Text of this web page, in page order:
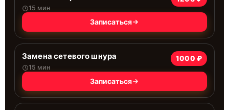
15 мин
Записаться
Замена сетевого шнура
15 мин
1000 ₽
Записаться